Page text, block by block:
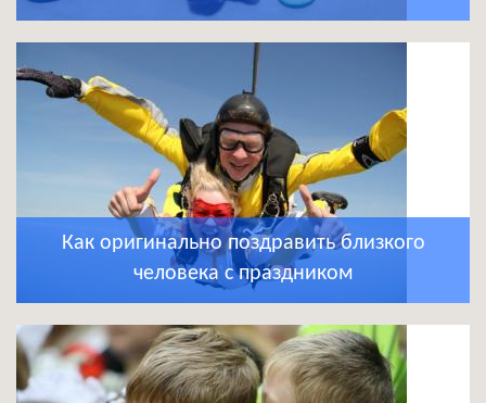
Как оригинально поздравить близкого
человека с праздником